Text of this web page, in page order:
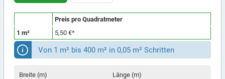
Preis pro Quadratmeter
1 m²
5,50 €*
Von 1 m² bis 400 m² in 0,05 m² Schritten
Breite (m) Länge (m)